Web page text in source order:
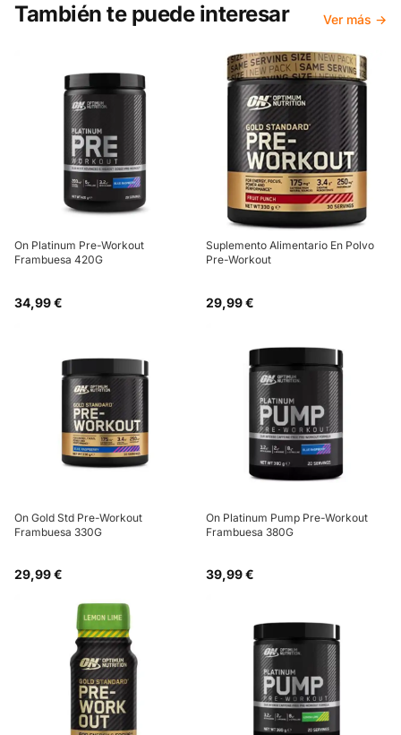
También te puede interesar Ver más →
On Platinum Pre-Workout
Frambuesa 420G
34,99 €
Suplemento Alimentario En Polvo
Pre-Workout
29,99 €
On Gold Std Pre-Workout
Frambuesa 330G
29,99 €
On Platinum Pump Pre-Workout
Frambuesa 380G
39,99 €